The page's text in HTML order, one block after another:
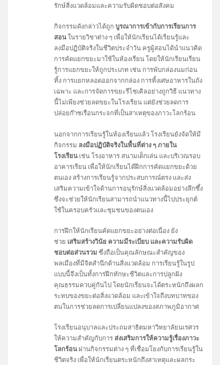
รักษ์สิ่งแวดล้อมและความรับผิดชอบต่อสังคม
กิจกรรมดังกล่าวได้ถูกบูรณาการเข้ากับการเรียนการ
สอนในรายวิชาต่าง ๆ เพื่อให้นักเรียนได้เรียนรู้และ
ลงมือปฏิบัติจริงในชีวิตประจำวัน ครูผู้สอนได้นำแนวคิด
การคัดแยกขยะมาใช้ในห้องเรียน โดยให้นักเรียนเรียน
รู้การแยกขยะให้ถูกประเภท เช่น การพับกล่องนมก่อน
ทิ้ง การแยกหลอดออกจากกล่อง การทิ้งเศษอาหารในถัง
เฉพาะ และการจัดการขยะรีไซเคิลอย่างถูกวิธี แนวทาง
นี้ไม่เพียงช่วยลดขยะในโรงเรียน แต่ยังช่วยลดการ
ปล่อยก๊าซเรือนกระจกที่เป็นสาเหตุของภาวะโลกร้อน
นอกจากการเรียนรู้ในห้องเรียนแล้ว โรงเรียนยังจัดให้มี
กิจกรรม ลงมือปฏิบัติจริงในพื้นที่ต่าง ๆ ภายใน
โรงเรียน เช่น โรงอาหาร สนามเด็กเล่น และบริเวณรอบ
อาคารเรียน เพื่อให้นักเรียนได้ฝึกการคัดแยกขยะด้วย
ตนเอง สร้างการเรียนรู้จากประสบการณ์ตรง และส่ง
เสริมความเข้าใจด้านการอนุรักษ์สิ่งแวดล้อมอย่างลึกซึ้ง
ซึ่งจะช่วยให้นักเรียนสามารถนำแนวทางนี้ไปประยุกต์
ใช้ในครอบครัวและชุมชนของตนเอง
การฝึกให้นักเรียนคัดแยกขยะอย่างต่อเนื่อง ยัง
ช่วย เสริมสร้างวินัย ความมีระเบียบ และความรับผิด
ชอบต่อส่วนรวม ซึ่งถือเป็นคุณลักษณะสำคัญของ
พลเมืองที่มีจิตสำนึกด้านสิ่งแวดล้อม การเรียนรู้ในรูป
แบบนี้จึงเป็นทั้งการฝึกทักษะชีวิตและการปลูกฝัง
คุณธรรมควบคู่กันไป โดยนักเรียนจะได้ตระหนักถึงผลก
ระทบของขยะต่อสิ่งแวดล้อม และเข้าใจถึงบทบาทของ
ตนในการช่วยลดการเปลี่ยนแปลงของสภาพภูมิอากาศ
โรงเรียนอนุบาลและประถมสาธิตมหาวิทยาลัยนเรศวร
ให้ความสำคัญกับการ ส่งเสริมการให้ความรู้เรื่องภาวะ
โลกร้อนผ่านกิจกรรมต่าง ๆ ที่เชื่อมโยงกับการเรียนรู้ใน
ชีวิตจริง เพื่อให้นักเรียนตระหนักถึงสาเหตุและผลกระ